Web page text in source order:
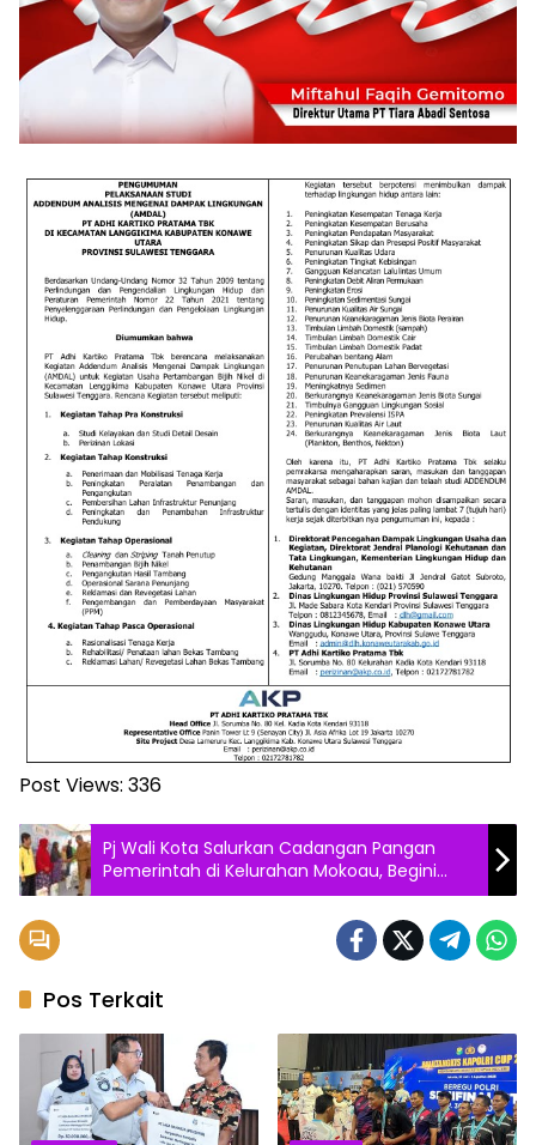
Post Views: 336
Pj Wali Kota Salurkan Cadangan Pangan
Pemerintah di Kelurahan Mokoau, Begini
Pesannya
Pos Terkait